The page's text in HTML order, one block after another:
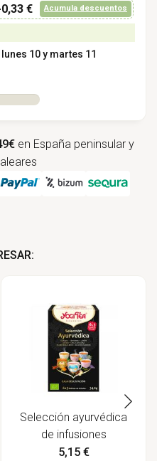
€ Acumula descuentos
lunes 10 y martes 11
en España peninsular y
Selección ayurvédica
de infusiones
ecológicas - Yogi Tea
5,15 €